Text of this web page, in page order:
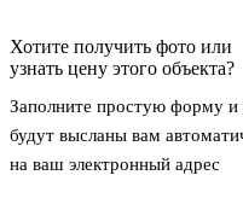
Хотите получить фото или
узнать цену этого объекта?
Заполните простую форму и
будут высланы вам
на ваш электронный адрес